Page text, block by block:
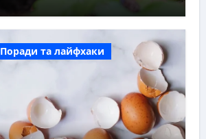
Поради та лайфхаки